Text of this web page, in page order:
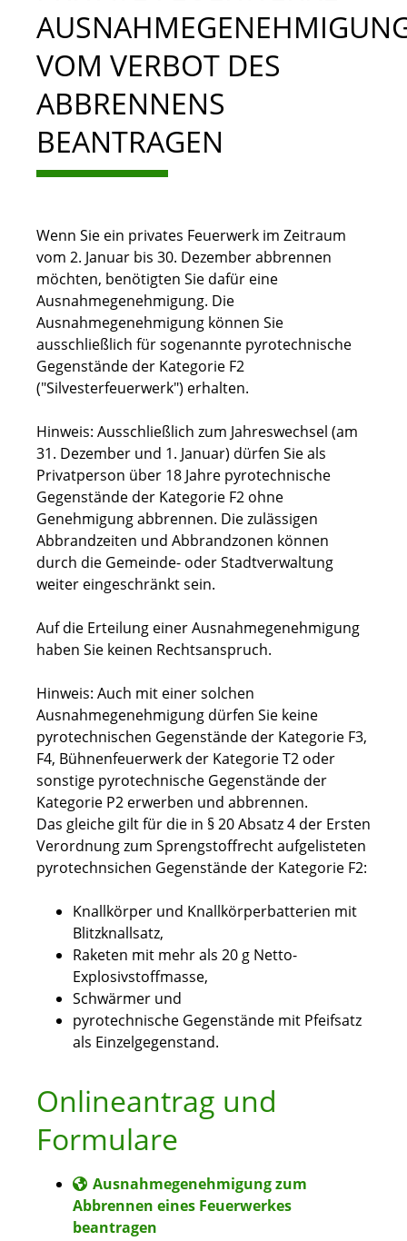
VOM VERBOT DES
ABBRENNENS
BEANTRAGEN
Wenn Sie ein privates Feuerwerk im Zeitraum
vom 2. Januar bis 30. Dezember abbrennen
möchten, benötigten Sie dafür eine
Ausnahmegenehmigung. Die
Ausnahmegenehmigung können Sie
ausschließlich fürsogenannte pyrotechnische
Gegenstände der Kategorie F2
("Silvesterfeuerwerk") erhalten.
Hinweis: Ausschließlich zum Jahreswechsel (am
31. Dezember und 1. Januar) dürfen Sie als
Privatperson über 18 Jahre pyrotechnische
Gegenstände der Kategorie F2 ohne
Genehmigung abbrennen. Die zulässigen
Abbrandzeiten und Abbrandzonen können
durch die Gemeinde- oder Stadtverwaltung
weiter eingeschränkt sein.
Auf die Erteilung einer Ausnahmegenehmigung
haben Sie keinen Rechtsanspruch.
Hinweis: Auch mit einer solchen
Ausnahmegenehmigung dürfen Sie keine
pyrotechnischen Gegenstände der Kategorie F3,
F4, Bühnenfeuerwerk der Kategorie T2 oder
sonstige pyrotechnische Gegenstände der
Kategorie P2 erwerben und abbrennen.
Das gleiche gilt für die in § 20 Absatz 4 der Ersten
Verordnung zum Sprengstoffrecht aufgelisteten
pyrotechnsichen Gegenstände der Kategorie F2:
Knallkörper und Knallkörperbatterien mit
Blitzknallsatz,
Raketen mit mehr als 20 g Netto-
Explosivstoffmasse,
Schwärmer und
pyrotechnische Gegenstände mit Pfeifsatz
als Einzelgegenstand.
Onlineantrag und
Formulare
Ausnahmegenehmigung zum
Abbrennen eines Feuerwerkes
beantragen